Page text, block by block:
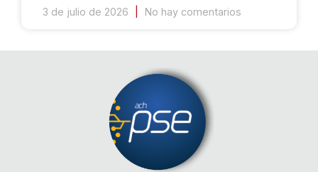
3 de julio de 2026 No hay comentarios